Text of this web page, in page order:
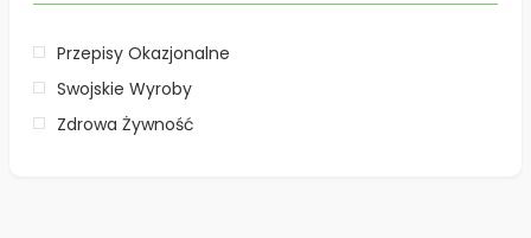
Przepisy Okazjonalne
Swojskie Wyroby
Zdrowa Żywność